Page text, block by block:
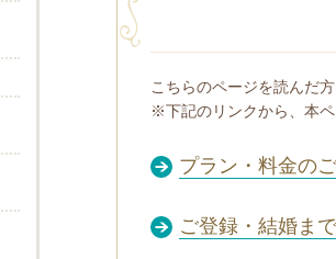
こちらのページを読んだ
※下記のリンクから、本
プラン・料金の
ご登録・結婚ま